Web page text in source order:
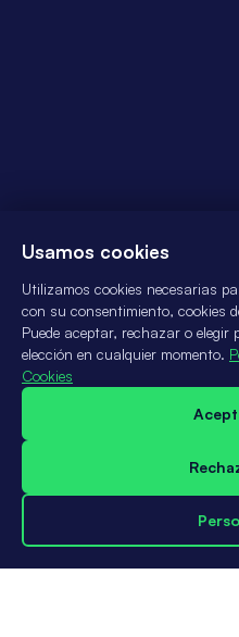
Usamos cookies
Utilizamos cookies necesarias
con su consentimiento, cookies
Puede aceptar, rechazar o
elección en cualquier momento.
Cookies